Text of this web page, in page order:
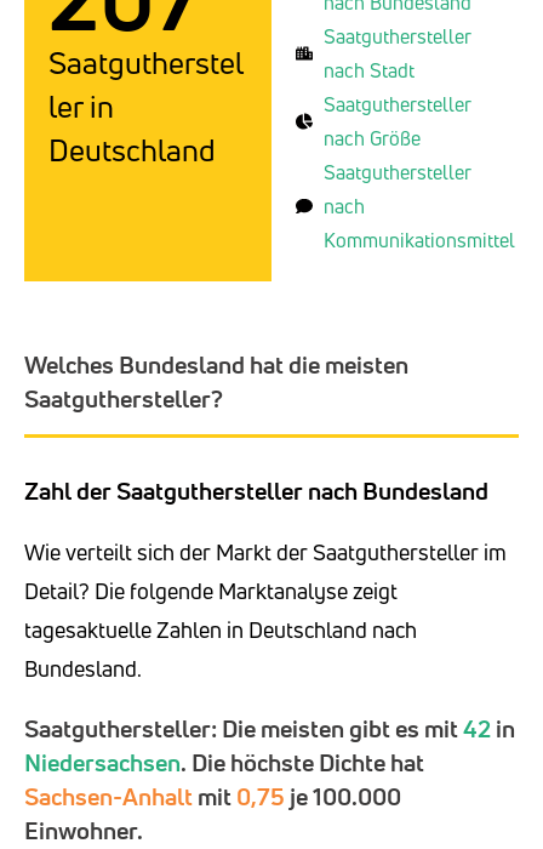
Saatgutherstel
ler in
Deutschland
Saatguthersteller
nach Stadt
Saatguthersteller
nach Größe
Saatguthersteller
nach
Kommunikationsmittel
Welches Bundesland hat die meisten
Saatguthersteller?
Zahl der Saatguthersteller nach Bundesland
Wie verteilt sich der Markt der Saatguthersteller im
Detail? Die folgende Marktanalyse zeigt
tagesaktuelle Zahlen in Deutschland nach
Bundesland.
Saatguthersteller: Die meisten gibt es mit42in
Niedersachsen. Die höchste Dichte hat
Sachsen-Anhaltmit0,75 je 100.000
Einwohner.